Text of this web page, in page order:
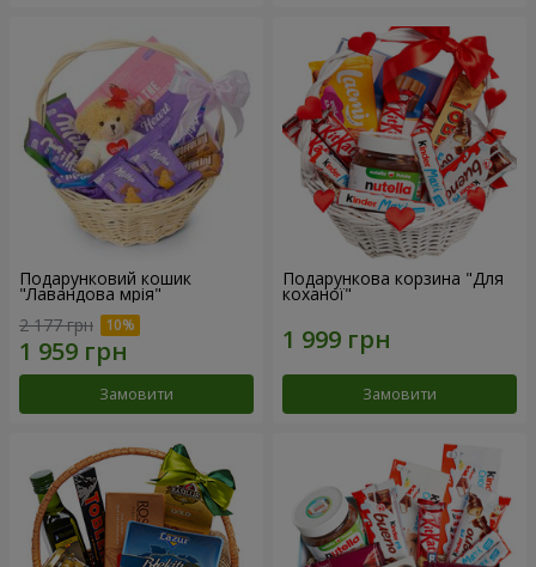
Подарунковий кошик
"Лавандова мрія"
2 177 грн
Замовити
Подарункова корзина "Для
коханої"
Замовити